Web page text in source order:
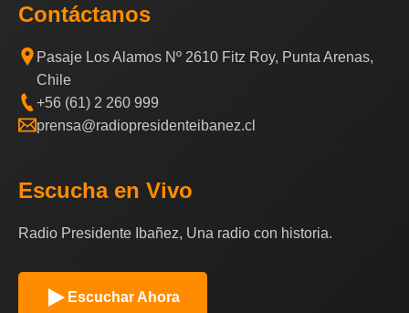
Contáctanos
Pasaje Los Alamos Nº 2610 Fitz Roy, Punta Arenas,
Chile
+56 (61) 2 260 999
prensa@radiopresidenteibanez.cl
Escucha en Vivo
Radio Presidente Ibañez, Una radio con historia.
Escuchar Ahora